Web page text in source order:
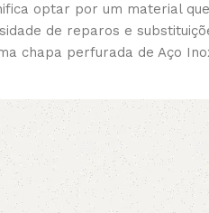
optar por um material
de reparos e
chapa perfurada de Aço